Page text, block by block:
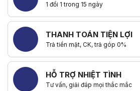
1 đổi 1 trong 15 ngày
THANH TOÁN TIỆN LỢI
Trả tiền mặt, CK, trả góp 0%
HỖ TRỢ NHIỆT TÌNH
Tư vấn, giải đáp mọi thắc mắc